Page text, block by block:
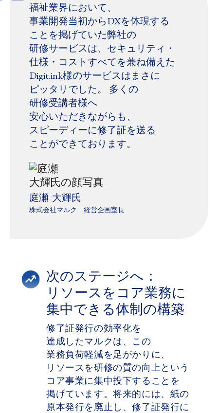
福祉業界に​おいて、​
事業開発当初から​DXを​体現する​
ことを​掲げていた​弊社の​
研修サービスは、​セキュリティ・
仕様・コストすべてを​兼ね備えた​
Digit.ink様の​サービスは​まさに​
ピッタリでした。​ 多くの​
研修受講者様へ​
安心いただきながらも、​
スピーディーに​修了証を​送る​
ことができております。
庭瀬 大輝氏
株式会社マルク 経営企画室長
次の​ステージへ​：
リソースを​コア業務に​
集中できる​体制の​構築
修了証発行の​効率化を​
達成したマルクは、​この​
業務負荷軽減を​足が​かりに、​
リソースを​研修の​質の​向上と​いう​
コア事業に​集中投下する​ことを​
掲げています。​将来的には、​紙の​
原本発行を​廃止し、​修了証発行に​